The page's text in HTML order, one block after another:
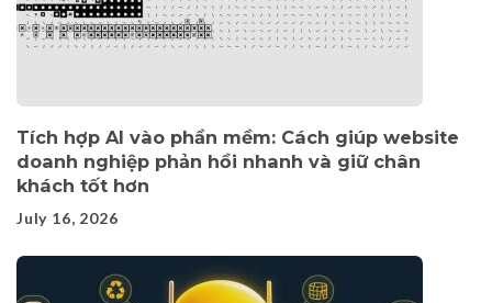
Tích hợp AI vào phần mềm: Cách giúp website
doanh nghiệp phản hồi nhanh và giữ chân
khách tốt hơn
July 16, 2026